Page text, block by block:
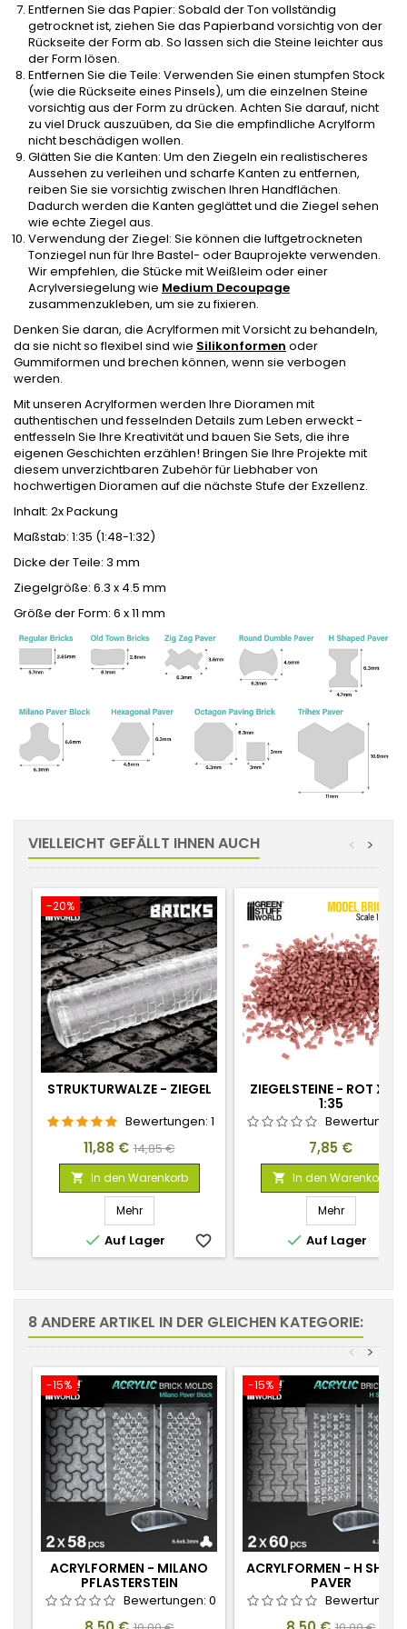
Entfernen Sie das Papier: Sobald der Ton vollständig
getrocknet ist, ziehen Sie das Papierband vorsichtig von der
Rückseite der Form ab. So lassen sich die Steine leichter aus
der Form lösen.
Entfernen Sie die Teile: Verwenden Sie einen stumpfen Stock
(wie die Rückseite eines Pinsels), um die einzelnen Steine
vorsichtig aus der Form zu drücken. Achten Sie darauf, nicht
zu viel Druck auszuüben, da Sie die empfindliche Acrylform
nicht beschädigen wollen.
Glätten Sie die Kanten: Um den Ziegeln ein realistischeres
Aussehen zu verleihen und scharfe Kanten zu entfernen,
reiben Sie sie vorsichtig zwischen Ihren Handflächen.
Dadurch werden die Kanten geglättet und die Ziegel sehen
wie echte Ziegel aus.
Verwendung der Ziegel: Sie können die luftgetrockneten
Tonziegel nun für Ihre Bastel- oder Bauprojekte verwenden.
Wir empfehlen, die Stücke mit Weißleim oder einer
Acrylversiegelung wie Medium Decoupage
zusammenzukleben, um sie zu fixieren.
Denken Sie daran, die Acrylformen mit Vorsicht zu behandeln,
da sie nicht so flexibel sind wie Silikonformen oder
Gummiformen und brechen können, wenn sie verbogen
werden.
Mit unseren Acrylformen werden Ihre Dioramen mit
authentischen und fesselnden Details zum Leben erweckt -
entfesseln Sie Ihre Kreativität und bauen Sie Sets, die ihre
eigenen Geschichten erzählen! Bringen Sie Ihre Projekte mit
diesem unverzichtbaren Zubehör für Liebhaber von
hochwertigen Dioramen auf die nächste Stufe der Exzellenz.
Inhalt: 2x Packung
Maßstab: 1:35 (1:48-1:32)
Dicke der Teile: 3 mm
Ziegelgröße: 6.3 x 4.5 mm
Größe der Form: 6 x 11 mm
VIELLEICHT GEFÄLLT IHNEN AUCH >
<
-20%
STRUKTURWALZE - ZIEGEL
Bewertungen: 1
Preis
11,88 € Verkaufspreis
14,85 €
 In den Warenkorb
Mehr
 Auf Lager favorite_border
ZIEGELSTEINE - ROT
1:35
Preis
7,85 €
 In den Warenkorb
Mehr
 Auf Lager
8 ANDERE ARTIKEL IN DER GLEICHEN KATEGORIE:
>
<
-15%
ACRYLFORMEN - MILANO
PFLASTERSTEIN
Bewertungen: 0
-15%
ACRYLFORMEN - H
PAVER